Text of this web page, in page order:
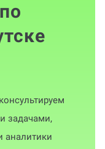
задачами,
аналитики